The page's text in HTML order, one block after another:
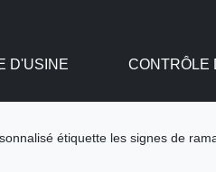
D'USINE CONTRÔLE
étiquette les signes de